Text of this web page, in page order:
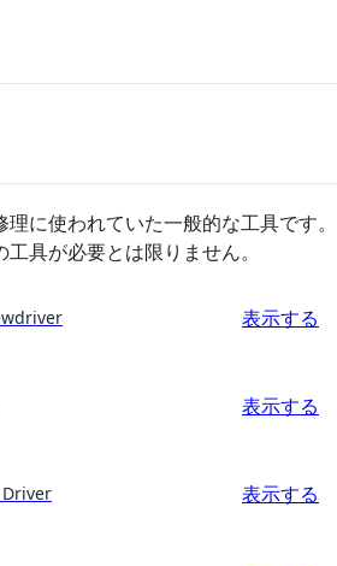
に使われていた一般的な工具です。
具が必要とは限りません。
表示する
表示する
表示する